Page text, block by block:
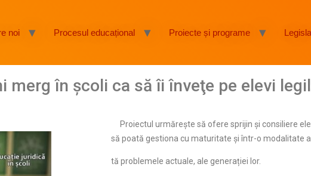
noi Procesul educațional Proiecte și programe
merg în şcoli ca să îi înveţe pe elevi
Proiectul urmărește să ofere sprijin și consiliere
să poată gestiona cu maturitate și într-o modalitate
tă problemele actuale, ale generației lor.